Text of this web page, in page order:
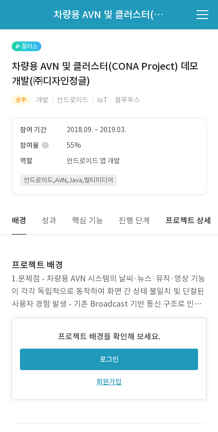
차량용 AVN 및 클러스터(CONA Project) 데모 개발(㈜디자인정글)
지원자 목록 바로가기
플러스
차량용 AVN 및 클러스터(CONA Project) 데모
개발(㈜디자인정글)
상주 개발 안드로이드 IoTㆍ블루투스
참여 기간
2018.09. ~ 2019.03.
참여율
55%
역할
안드로이드 앱 개발
안드로이드,AVN,Java,멀티미디어
배경 성과 핵심 기능 진행 단계 프로젝트 상세
프로젝트 배경
1.문제점 - 차량용 AVN 시스템의 날씨·뉴스·뮤직·영상 기능
이 각각 독립적으로 동작하여 화면 간 상태 불일치 및 단절된
사용자 경험 발생 - 기존 Broadcast 기반 통신 구조로 인해
뮤직 플레이어와 클러스터 간 실시간 동기화가 불안정하고
Wake 이벤트 시 미디어 재생 중단, 위젯 데이터 소실 등 차량
프로젝트 배경을 확인해 보세요.
로그인
회원가입